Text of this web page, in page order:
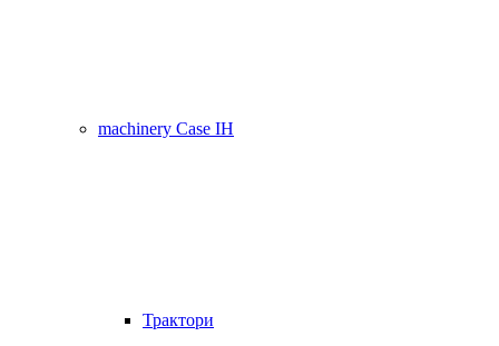
machinery Case IH
Трактори